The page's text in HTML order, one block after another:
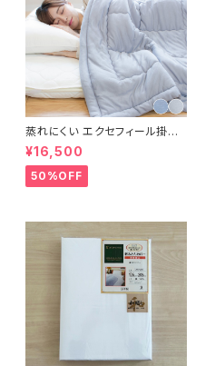
蒸れにくい エクセフィール掛け
布団 150×210cm
¥16,500
50%OFF